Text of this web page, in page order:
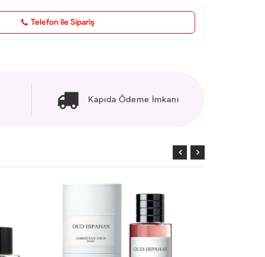
Telefon ile Sipariş
Kapıda Ödeme İmkanı